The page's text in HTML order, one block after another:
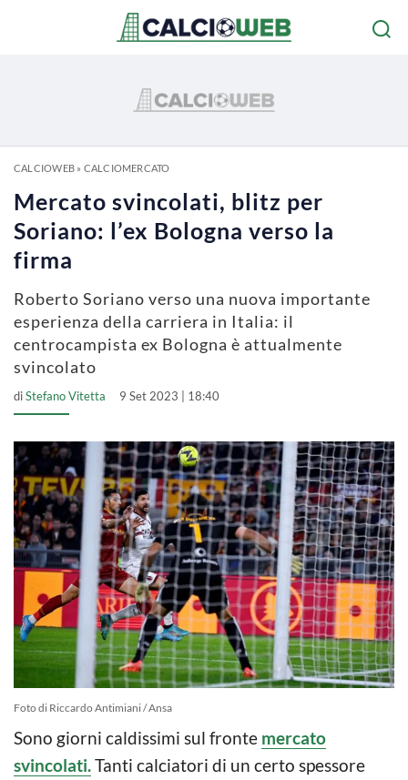
CALCIOWEB» CALCIOMERCATO
Mercato svincolati, blitz per
Soriano: l’ex Bologna verso la
firma
Roberto Soriano verso una nuova importante
esperienza della carriera in Italia: il
centrocampista ex Bologna è attualmente
svincolato
diStefano Vitetta 9 Set 2023 | 18:40
Foto di Riccardo Antimiani / Ansa
Sono giorni caldissimi sul fronte mercato
svincolati.Tanti calciatori di un certo spessore